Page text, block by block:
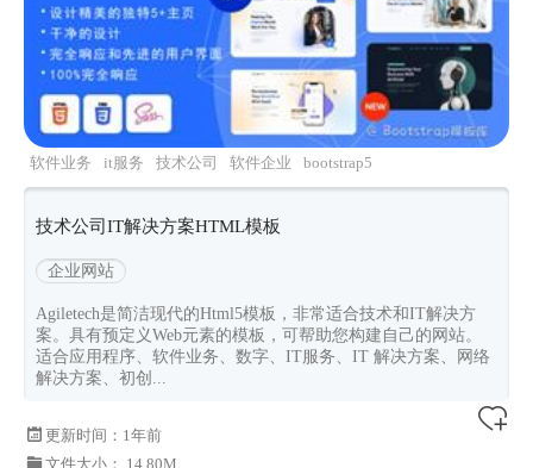
软件业务 it服务 技术公司 软件企业 bootstrap5
技术公司IT解决方案HTML模板
企业网站
Agiletech是简洁现代的Html5模板，非常适合技术和IT解决方
案。具有预定义Web元素的模板，可帮助您构建自己的网站。
适合应用程序、软件业务、数字、IT服务、IT 解决方案、网络
解决方案、初创...
更新时间： 1年前
文件大小： 14.80M